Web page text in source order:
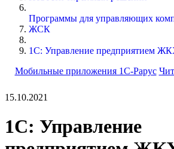
Программы для управляющих
ЖСК
1С: Управление предприятием
Мобильные приложения 1С-Рарус
15.10.2021
1С: Управление